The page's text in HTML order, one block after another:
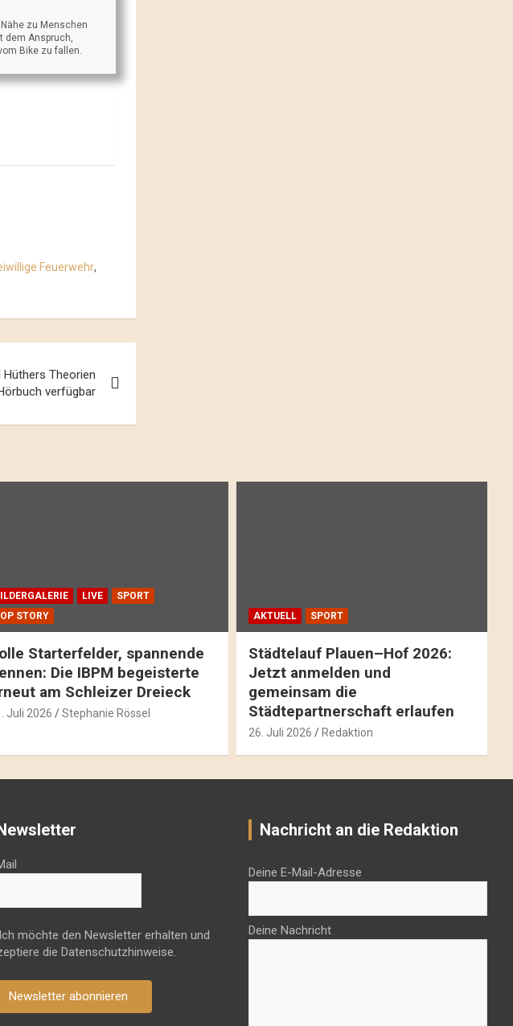
zu Menschen
dem Anspruch,
Bike zu fallen.
Feuerwehr,
Hüthers Theorien
verfügbar
LIVE
SPORT
STORY
Starterfelder, spannende
Die IBPM begeisterte
am Schleizer Dreieck
Juli 2026 Stephanie Rössel
AKTUELL SPORT
Städtelauf Plauen–Hof 2026:
Jetzt anmelden und
gemeinsam die
Städtepartnerschaft erlaufen
26. Juli 2026 Redaktion
Ich möchte den Newsletter erhalten und
die Datenschutzhinweise.
Newsletter abonnieren
Nachricht an die Redaktion
Deine E-Mail-Adresse
Deine Nachricht